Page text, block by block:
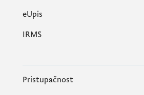
еUpis
IRMS
Pristupačnost